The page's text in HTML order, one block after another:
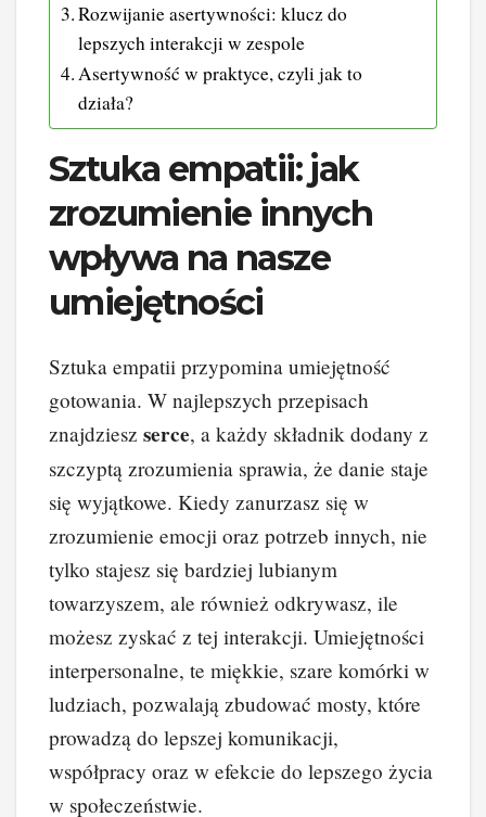
Rozwijanie asertywności: klucz do
lepszych interakcji w zespole
Asertywność w praktyce, czyli jak to
działa?
Sztuka empatii: jak
zrozumienie innych
wpływa na nasze
umiejętności
Sztuka empatii przypomina umiejętność
gotowania. W najlepszych przepisach
znajdziesz serce, a każdy składnik dodany z
szczyptą zrozumienia sprawia, że danie staje
się wyjątkowe. Kiedy zanurzasz się w
zrozumienie emocji oraz potrzeb innych, nie
tylko stajesz się bardziej lubianym
towarzyszem, ale również odkrywasz, ile
możesz zyskać z tej interakcji. Umiejętności
interpersonalne, te miękkie, szare komórki w
ludziach, pozwalają zbudować mosty, które
prowadzą do lepszej komunikacji,
współpracy oraz w efekcie do lepszego życia
w społeczeństwie.